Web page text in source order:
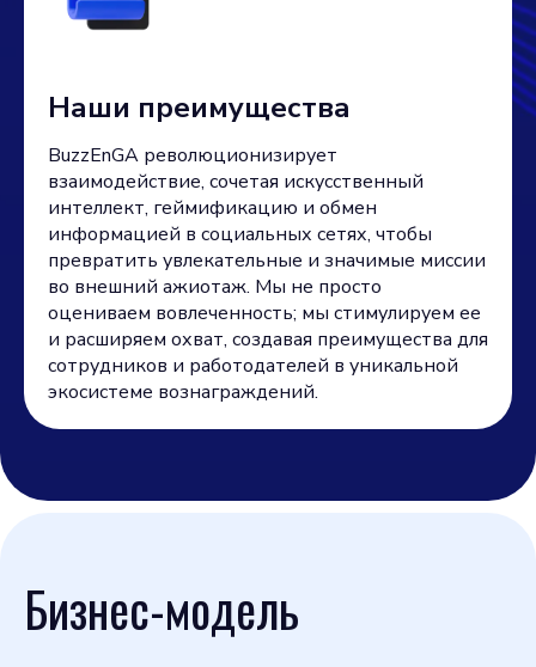
Наши преимущества
BuzzEnGA революционизирует
взаимодействие, сочетая искусственный
интеллект, геймификацию и обмен
информацией в социальных сетях, чтобы
превратить увлекательные и значимые миссии
во внешний ажиотаж. Мы не просто
оцениваем вовлеченность; мы стимулируем ее
и расширяем охват, создавая преимущества для
сотрудников и работодателей в уникальной
экосистеме вознаграждений.
Бизнес-модель